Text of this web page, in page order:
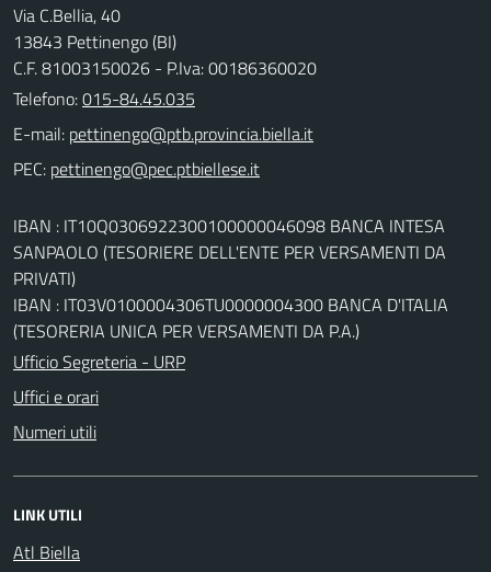
Via C.Bellia, 40
13843 Pettinengo (BI)
C.F. 81003150026 - P.Iva: 00186360020
Telefono:015-84.45.035
E-mail:
PEC:
IBAN : IT10Q0306922300100000046098 BANCA INTESA
SANPAOLO (TESORIERE DELL'ENTE PER VERSAMENTI DA
PRIVATI)
IBAN : IT03V0100004306TU0000004300 BANCA D'ITALIA
(TESORERIA UNICA PER VERSAMENTI DA P.A.)
Ufficio Segreteria - URP
Uffici e orari
Numeri utili
LINK UTILI
Atl Biella